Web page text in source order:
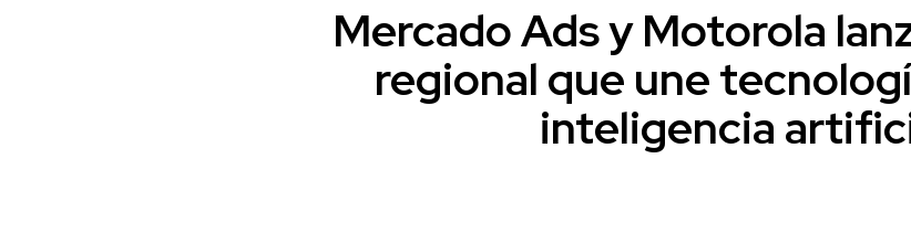
Mercado Ads y Motorola
regional que une
inteligencia